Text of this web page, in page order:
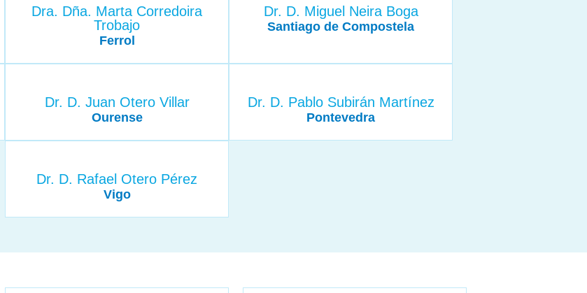
Dra. Dña. Marta Corredoira
Trobajo
Ferrol
Dr. D. Miguel Neira Boga
Santiago de Compostela
Dr. D. Juan Otero Villar
Ourense
Dr. D. Pablo Subirán Martínez
Pontevedra
Dr. D. Rafael Otero Pérez
Vigo